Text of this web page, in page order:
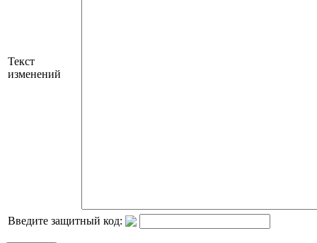
Текст
изменений
Введите защитный код: